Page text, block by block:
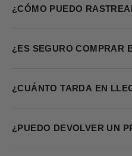
¿CÓMO PUEDO
¿ES SEGURO COMPRAR
¿CUÁNTO TARDA EN
¿PUEDO DEVOLVER UN